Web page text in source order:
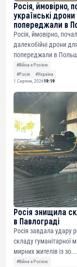
Росія, ймовірно,
українські
попереджали в
Росія, ймовірно,
далекобійні дрони
попереджали в
#Війна з Росією
#Росія
#Україна
1 Серпня, 202619:19
Росія знищила
в Павлограді
Росія завдала удару
складу гуманітарної
мирних жителів із зо...
#Війна з Росією